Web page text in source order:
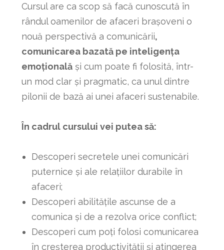
Cursul are ca scop să facă cunoscută în
rândul oamenilor de afaceri brașoveni o
nouă perspectivă a comunicării,
comunicarea bazată pe inteligența
emoționalăși cum poate fi folosită, într-
un mod clar și pragmatic, ca unul dintre
pilonii de bază ai unei afaceri sustenabile.
În cadrul cursului vei putea să:
Descoperi secretele unei comunicări
puternice și ale relațiilor durabile în
afaceri;
Descoperi abilitățile ascunse de a
comunica și de a rezolva orice conflict;
Descoperi cum poți folosi comunicarea
în creșterea productivității și atingerea